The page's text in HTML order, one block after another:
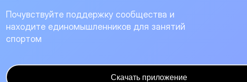
Почувствуйте поддержку сообщества и
находите единомышленников для занятий
спортом
Скачать приложение